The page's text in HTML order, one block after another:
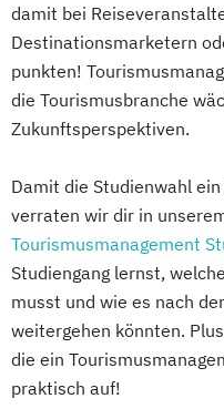
damit bei
Destinationsmarketern
punkten!
die Tourismusbranche
Zukunftsperspektiven.
Damit die Studienwahl
verraten wir dir in
Tourismusmanagement
Studiengang lernst,
musst und wie es nach
weitergehen könnten.
die ein
praktisch auf!